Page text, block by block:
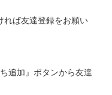
れば友達登録をお願い
追加』ボタンから友達